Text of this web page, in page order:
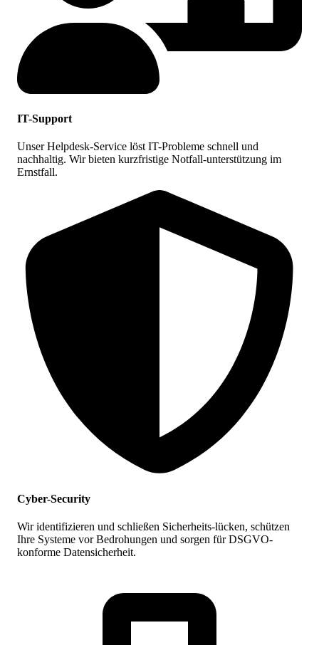
IT-Support
Unser Helpdesk-Service löst IT-Probleme schnell und
nachhaltig. Wir bieten kurzfristige Notfall-unterstützung im
Ernstfall.
Cyber-Security
Wir identifizieren und schließen Sicherheits-lücken, schützen
Ihre Systeme vor Bedrohungen und sorgen für DSGVO-
konforme Datensicherheit.